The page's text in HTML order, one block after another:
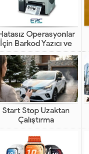
Operasyonlar
İçin Barkod Yazıcı ve
Sistemleri
Start Stop Uzaktan
Çalıştırma